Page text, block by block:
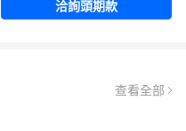
洽詢頭期款
查看全部